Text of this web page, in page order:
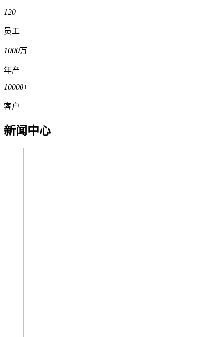
120+
员工
1000万
年产
10000+
客户
新闻中心